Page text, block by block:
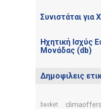
Συνιστάται
Ηχητική Ισχύς
Μονάδας (db)
Δημοφιλεις
basket climaoffers